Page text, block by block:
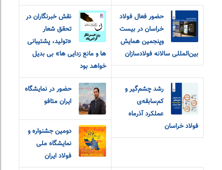
حضور فعال فولاد
خراسان در بیست
و‌پنجمین همایش
بین‌المللی سالانه فولادسازان
نقش خبرنگاران در
تحقق شعار
«تولید، پشتیبانی
ها و مانع زدایی ها» بی بدیل
خواهد بود
رشد چشم‌گیر و
کم‌سابقه‌ی
عملکرد آذرماه
فولاد خراسان
حضور در نمایشگاه
ایران متافو
دومین جشنواره و
نمایشگاه ملی
فولاد ایران